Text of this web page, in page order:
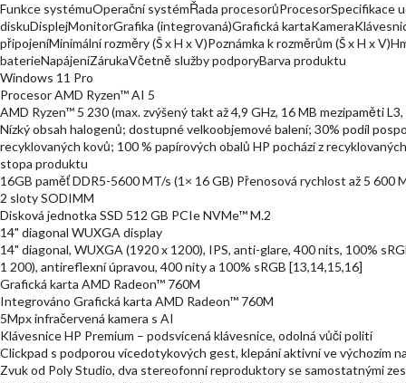
Funkce systémuOperační systémŘada procesorůProcesorSpecifikace
diskuDisplejMonitorGrafika (integrovaná)Grafická
připojeníMinimální rozměry (Š x H x V)Poznámka k rozměrům (Š x H x
baterieNapájeníZárukaVčetně služby podporyBarva produktu
Windows 11 Pro
Procesor AMD Ryzen™ AI 5
AMD Ryzen™ 5 230 (max. zvýšený takt až 4,9 GHz, 16 MB mezipaměti
Nízký obsah halogenů; dostupné velkoobjemové balení; 30% podíl
recyklovaných kovů; 100 % papírových obalů HP pochází z
stopa produktu
16GB paměť DDR5-5600 MT/s (1× 16 GB) Přenosová rychlost až 5 600
2 sloty SODIMM
Disková jednotka SSD 512 GB PCIe NVMe™ M.2
14" diagonal WUXGA display
14" diagonal, WUXGA (1920 x 1200), IPS, anti-glare, 400 nits, 100%
1 200), antireflexní úpravou, 400 nity a 100% sRGB [13,14,15,16]
Grafická karta AMD Radeon™ 760M
Integrováno Grafická karta AMD Radeon™ 760M
5Mpx infračervená kamera s AI
Klávesnice HP Premium – podsvícená klávesnice, odolná vůči polití
Clickpad s podporou vícedotykových gest, klepání aktivní ve výchozím
Zvuk od Poly Studio, dva stereofonní reproduktory se samostatnými